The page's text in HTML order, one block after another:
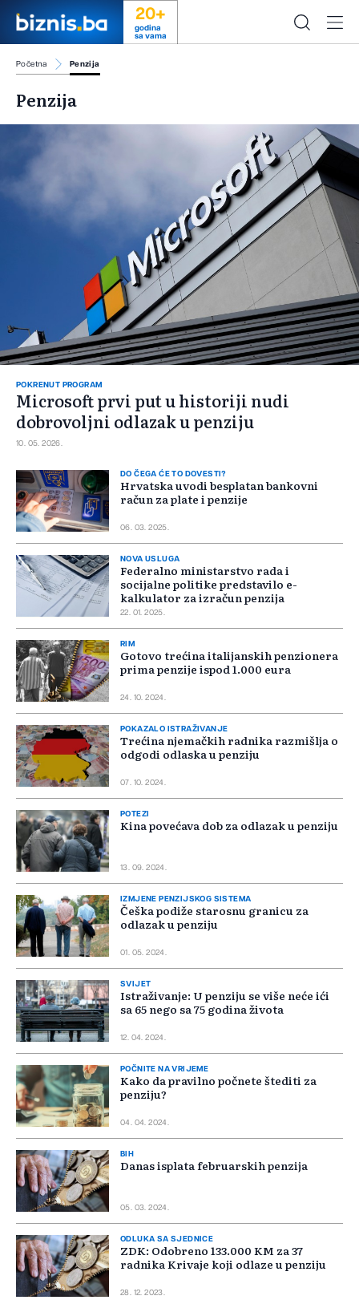
20+
godina
sa vama
Početna Penzija
Penzija
POKRENUT PROGRAM
Microsoft prvi put u historiji nudi
dobrovoljni odlazak u penziju
10. 05. 2026.
DO ČEGA ĆE TO DOVESTI?
Hrvatska uvodi besplatan bankovni
račun za plate i penzije
06. 03. 2025.
NOVA USLUGA
Federalno ministarstvo rada i
socijalne politike predstavilo e-
kalkulator za izračun penzija
22. 01. 2025.
RIM
Gotovo trećina italijanskih penzionera
prima penzije ispod 1.000 eura
24. 10. 2024.
POKAZALO ISTRAŽIVANJE
Trećina njemačkih radnika razmišlja o
odgodi odlaska u penziju
07. 10. 2024.
POTEZI
Kina povećava dob za odlazak u penziju
13. 09. 2024.
IZMJENE PENZIJSKOG SISTEMA
Češka podiže starosnu granicu za
odlazak u penziju
01. 05. 2024.
SVIJET
Istraživanje: U penziju se više neće ići
sa 65 nego sa 75 godina života
12. 04. 2024.
POČNITE NA VRIJEME
Kako da pravilno počnete štediti za
penziju?
04. 04. 2024.
BIH
Danas isplata februarskih penzija
05. 03. 2024.
ODLUKA SA SJEDNICE
ZDK: Odobreno 133.000 KM za 37
radnika Krivaje koji odlaze u penziju
28. 12. 2023.